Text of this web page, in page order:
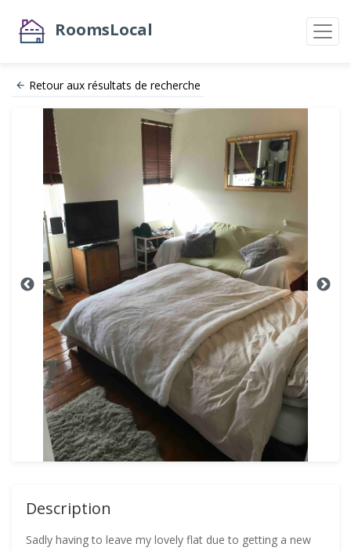
RoomsLocal
Retour aux résultats de recherche
Description
Sadly having to leave my lovely flat due to getting a new